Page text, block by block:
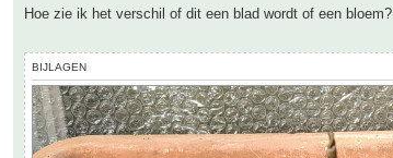
Hoe zie ik het verschil of dit een blad wordt of een bloem?
BIJLAGEN